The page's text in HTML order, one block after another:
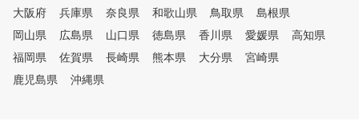
大阪府
兵庫県 奈良県 和歌山県 鳥取県
島根県
岡山県
広島県 山口県 徳島県 香川県 愛媛県
高知県
福岡県
佐賀県 長崎県 熊本県 大分県
宮崎県
鹿児島県
沖縄県